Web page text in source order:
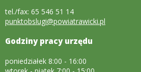
tel./fax: 65 546 51 14
punktobslugi@powiatrawicki.pl
Godziny pracy urzędu
poniedziałek 8:00 - 16:00